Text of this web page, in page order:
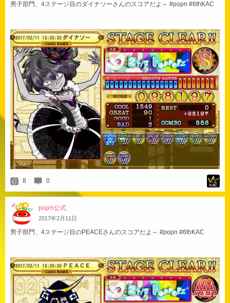
男子部門、4ステージ目のダイナソーさんのスコアだよ～ #popn #6thKAC
8 0
pop'n公式
2017年2月 11 日
男子部門、4ステージ目のPEACEさんのスコアだよ～ #popn #6thKAC